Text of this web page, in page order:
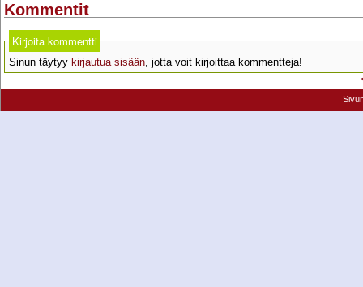
Kommentit
Kirjoita kommentti
Sinun täytyy kirjautua sisään, jotta voit kirjoittaa kommentteja!